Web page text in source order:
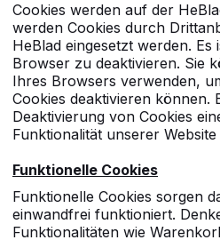
Cookies werden auf der
werden Cookies durch
HeBlad eingesetzt werden. Es
Browser zu deaktivieren. Sie
Ihres Browsers verwenden,
Cookies deaktivieren können.
Deaktivierung von Cookies
Funktionalität unserer
Funktionelle Cookies
Funktionelle Cookies sorgen
einwandfrei funktioniert.
Funktionalitäten wie
Anthrazit-Beton 246cm